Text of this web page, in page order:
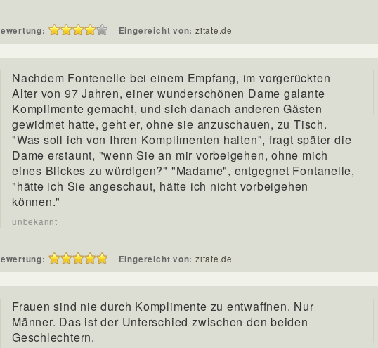
Eingereicht von: zitate.de
Nachdem Fontenelle bei einem Empfang, im vorgerückten
Alter von 97 Jahren, einer wunderschönen Dame galante
Komplimente gemacht, und sich danach anderen Gästen
gewidmet hatte, geht er, ohne sie anzuschauen, zu Tisch.
"Was soll ich von Ihren Komplimenten halten", fragt später die
Dame erstaunt, "wenn Sie an mir vorbeigehen, ohne mich
eines Blickes zu würdigen?" "Madame", entgegnet Fontanelle,
"hätte ich Sie angeschaut, hätte ich nicht vorbeigehen
können."
unbekannt
Eingereicht von: zitate.de
Frauen sind nie durch Komplimente zu entwaffnen. Nur
Männer. Das ist der Unterschied zwischen den beiden
Geschlechtern.